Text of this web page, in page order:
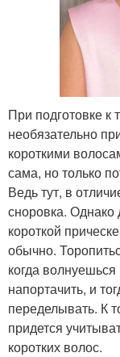
При подготовке
необязательно
короткими
сама, но только
Ведь тут, в
сноровка. Однако
короткой
обычно.
когда
напортачить, и
переделывать. К
придется
коротких волос.